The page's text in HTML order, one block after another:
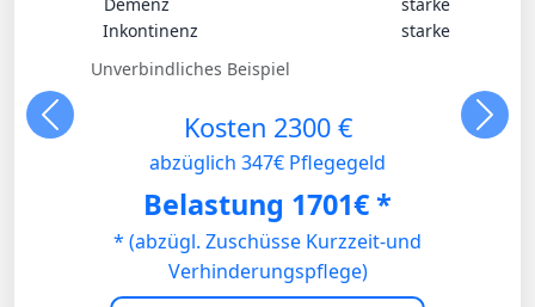
Inkontinenz
starke
Unverbindliches Beispiel
Kosten 2300 €
abzüglich 347€ Pflegegeld
Belastung 1701€ *
* (abzügl. Zuschüsse Kurzzeit-und
Verhinderungspflege)
Vorherige